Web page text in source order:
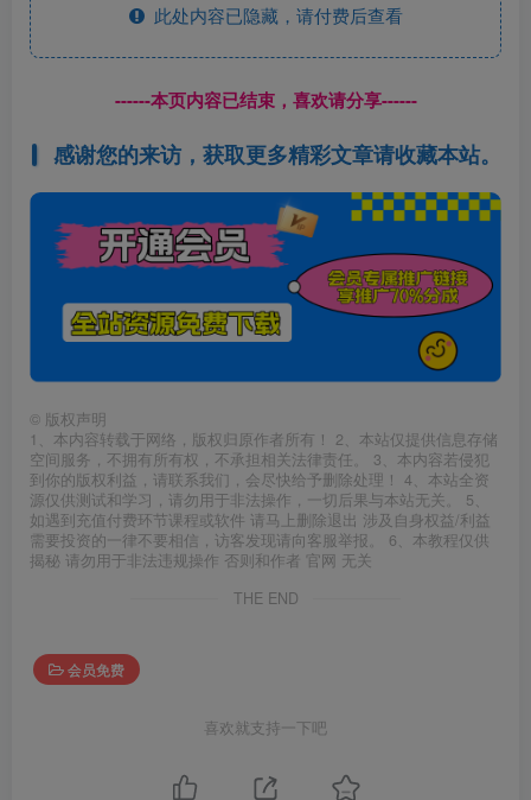
此处内容已隐藏，请付费后查看
------本页内容已结束，喜欢请分享------
感谢您的来访，获取更多精彩文章请收藏本站。
© 版权声明
1、本内容转载于网络，版权归原作者所有！ 2、本站仅提供信息存储
空间服务，不拥有所有权，不承担相关法律责任。 3、本内容若侵犯
到你的版权利益，请联系我们，会尽快给予删除处理！ 4、本站全资
源仅供测试和学习，请勿用于非法操作，一切后果与本站无关。 5、
如遇到充值付费环节课程或软件 请马上删除退出 涉及自身权益/利益
需要投资的一律不要相信，访客发现请向客服举报。 6、本教程仅供
揭秘 请勿用于非法违规操作 否则和作者 官网 无关
THE END
会员免费
喜欢就支持一下吧